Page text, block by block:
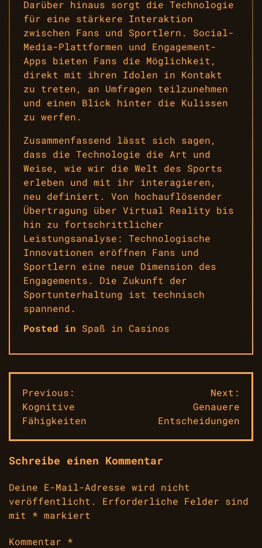
Darüber hinaus sorgt die Technologie
für eine stärkere Interaktion
zwischen Fans und Sportlern. Social-
Media-Plattformen und Engagement-
Apps bieten Fans die Möglichkeit,
direkt mit ihren Idolen in Kontakt
zu treten, an Umfragen teilzunehmen
und einen Blick hinter die Kulissen
zu werfen.
Zusammenfassend lässt sich sagen,
dass die Technologie die Art und
Weise, wie wir die Welt des Sports
erleben und mit ihr interagieren,
neu definiert. Von hochauflösender
Übertragung über Virtual Reality bis
hin zu fortschrittlicher
Leistungsanalyse: Technologische
Innovationen eröffnen Fans und
Sportlern eine neue Dimension des
Engagements. Die Zukunft der
Sportunterhaltung ist technisch
spannend.
Posted in Spaß in Casinos
Beitragsnavigation
Previous:
Kognitive
Fähigkeiten
Next:
Genauere
Entscheidungen
Schreibe einen Kommentar
Deine E-Mail-Adresse wird nicht
veröffentlicht.
Erforderliche Felder sind
mit * markiert
Kommentar *